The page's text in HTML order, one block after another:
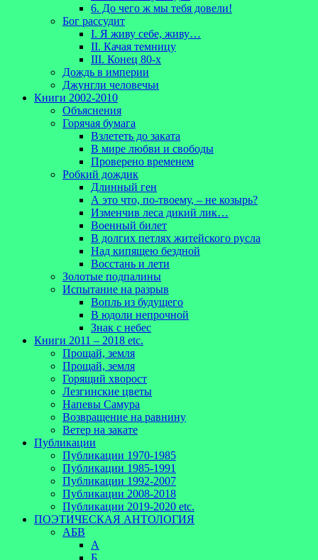
6. До чего ж мы тебя довели!
Бог рассудит
I. Я живу себе, живу…
II. Качая темницу
III. Конец 80-х
Дождь в империи
Джунгли человечьи
Книги 2002-2010
Объяснения
Горячая бумага
Взлететь до заката
В мире любви и свободы
Проверено временем
Робкий дождик
Длинный ген
А это что, по-твоему, – не козырь?
Изменчив леса дикий лик…
Военный билет
В долгих петлях житейского русла
Над кипящею бездной
Восстань и лети
Золотые подпалины
Испытание на разрыв
Вопль из будущего
В юдоли непрочной
Знак с небес
Книги 2011 – 2018 etc.
Прощай, земля
Прощай, земля
Горящий хворост
Лезгинские цветы
Напевы Самура
Возвращение на равнину
Ветер на закате
Публикации
Публикации 1970-1985
Публикации 1985-1991
Публикации 1992-2007
Публикации 2008-2018
Публикации 2019-2020 etc.
ПОЭТИЧЕСКАЯ АНТОЛОГИЯ
АБВ
А
Б